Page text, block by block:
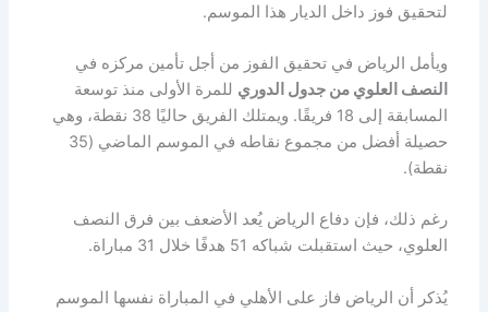
لتحقيق فوز داخل الديار هذا الموسم.
ويأمل الرياض في تحقيق الفوز من أجل تأمين مركزه في
النصف العلوي من جدول الدوري للمرة الأولى منذ توسعة
المسابقة إلى 18 فريقًا. ويمتلك الفريق حاليًا 38 نقطة، وهي
حصيلة أفضل من مجموع نقاطه في الموسم الماضي (35
نقطة).
رغم ذلك، فإن دفاع الرياض يُعد الأضعف بين فرق النصف
العلوي، حيث استقبلت شباكه 51 هدفًا خلال 31 مباراة.
يُذكر أن الرياض فاز على الأهلي في المباراة نفسها الموسم